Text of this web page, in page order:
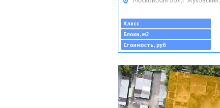
Класс
Блоки, м2
Стоимость, руб